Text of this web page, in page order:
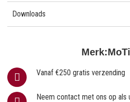
Merk:
Vanaf €250 gratis verzending
Neem contact met ons op als
Downloads